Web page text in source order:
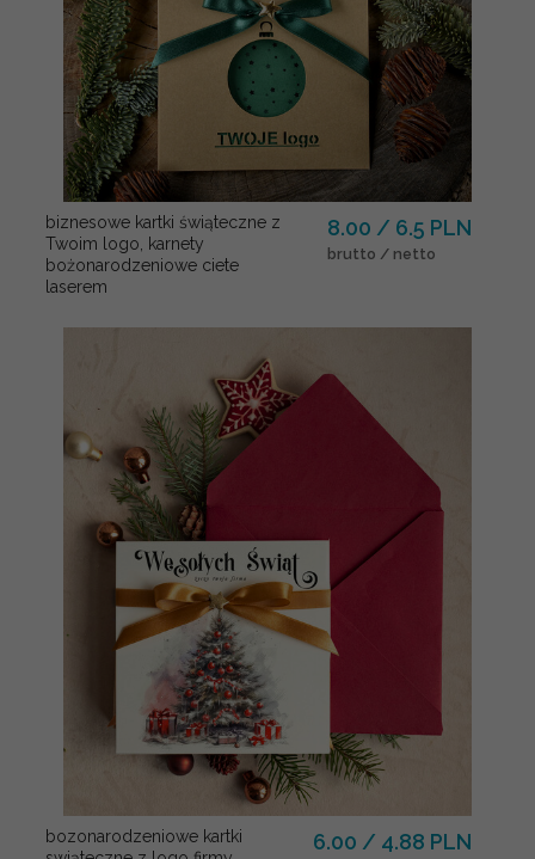
biznesowe kartki świąteczne z
Twoim logo, karnety
bożonarodzeniowe ciete
laserem
8.00 / 6.5 PLN
brutto / netto
bozonarodzeniowe kartki
6.00 / 4.88 PLN